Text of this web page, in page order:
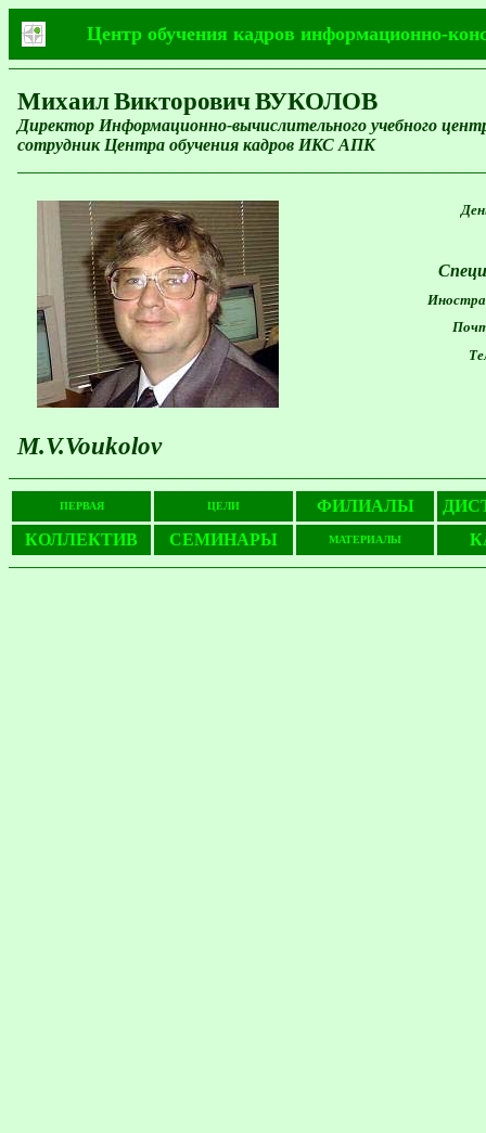
Центр обучения кадров информационно-
МихаилВикторовичВУКОЛОВ
Директор Информационно-вычислительного учебного
сотрудник Центра обучения кадров ИКС АПК
M.V.Voukolov
ПЕРВАЯ ЦЕЛИ ФИЛИАЛЫ
КОЛЛЕКТИВ
СЕМИНАРЫ МАТЕРИАЛЫ